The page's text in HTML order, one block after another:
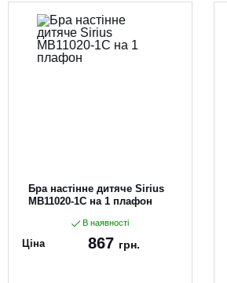
Бра настінне дитяче Sirius
MB11020-1C на 1 плафон
В наявності
Ціна 867 грн.